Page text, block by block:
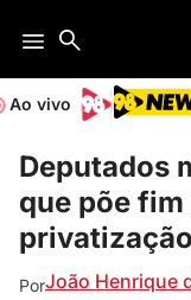
Ao vivo
Deputados
que põe
PorJoão Henrique